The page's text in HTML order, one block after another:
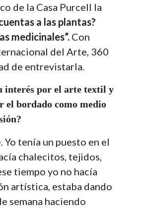
de la Casa Purcell la
a las plantas?
medicinales”. Con
del Arte, 360
de entrevistarla.
interés por el arte textil y
el bordado como medio
Yo tenía un puesto en el
chalecitos, tejidos,
tiempo yo no hacía
artística, estaba dando
semana haciendo